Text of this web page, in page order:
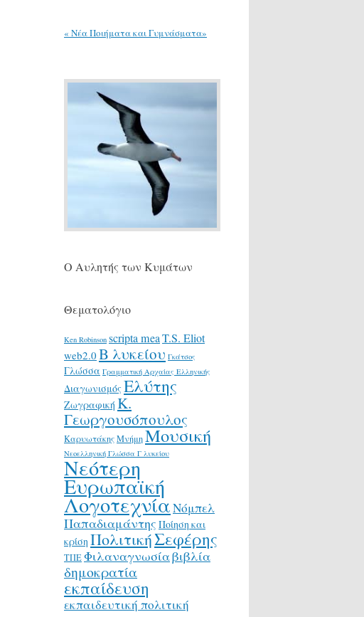
« Νέα Ποιήματα και Γυμνάσματα»
Ο Αυλητής των Κυμάτων
Θεματολόγιο
Ken Robinson scripta meaT.S. Eliot
web2.0 Β λυκείου Γκάτσος
Γλώσσα Γραμματική Αρχαίας Ελληνικής
ΔιαγωνισμόςΕλύτης
Ζωγραφική Κ.
Γεωργουσόπουλος
ΚαρυωτάκηςΜνήμηΜουσική
Νεοελληνική Γλώσσα Γ λυκείου
Νεότερη
Ευρωπαϊκή
ΛογοτεχνίαΝόμπελ
Παπαδιαμάντης Ποίηση και
κρίση ΠολιτικήΣεφέρης
ΤΠΕΦιλαναγνωσίαβιβλία
δημοκρατία
εκπαίδευση
εκπαιδευτική πολιτική